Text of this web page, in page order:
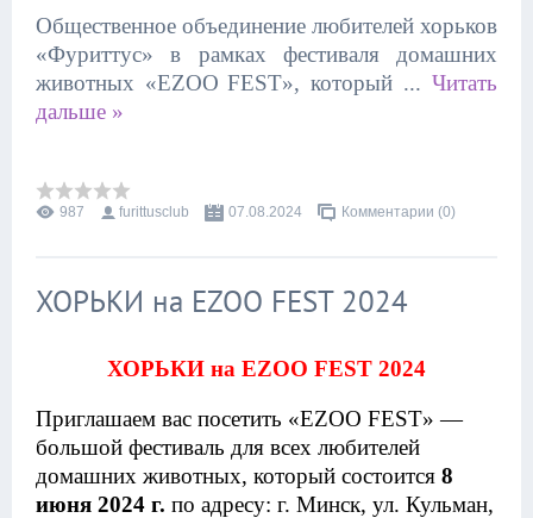
Общественное объединение любителей хорьков
«Фуриттус» в рамках фестиваля домашних
животных «EZOO FEST», который ... Читать
дальше »
987 furittusclub 07.08.2024 Комментарии (0)
ХОРЬКИ на EZOO FEST 2024
ХОРЬКИ на EZOO FEST 2024
Приглашаем вас посетить «EZOO FEST» —
большой фестиваль для всех любителей
домашних животных, который состоится 8
июня 2024 г. по адресу: г. Минск, ул. Кульман,